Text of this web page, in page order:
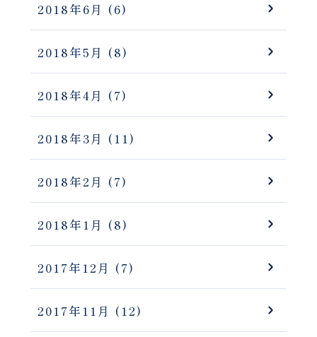
2018年6月 (6)
2018年5月 (8)
2018年4月 (7)
2018年3月 (11)
2018年2月 (7)
2018年1月 (8)
2017年12月 (7)
2017年11月 (12)